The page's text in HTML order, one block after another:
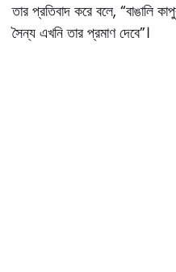
তার প্রতিবাদ করে বলে, “বাঙালি
সৈন্য এখনি তার প্রমাণ দেবে”।